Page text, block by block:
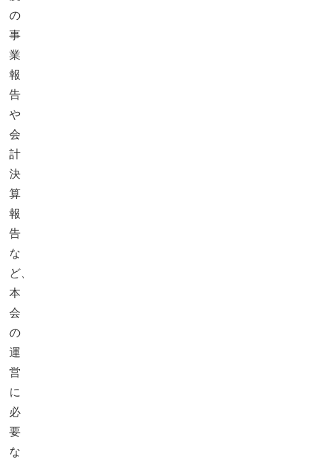
の
事
業
報
告
や
会
計
決
算
報
告
な
ど、
本
会
の
運
営
に
必
要
な